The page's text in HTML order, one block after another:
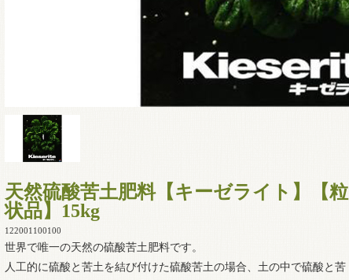
天然硫酸苦土肥料【キーゼライト】【粒
状品】15kg
122001100100
世界で唯一の天然の硫酸苦土肥料です。
人工的に硫酸と苦土を結び付けた硫酸苦土の場合、土の中で硫酸と苦